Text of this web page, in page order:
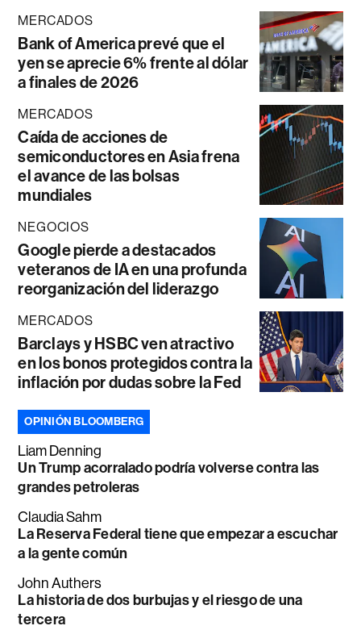
MERCADOS
Bank of America prevé que el
yen se aprecie 6% frente al dólar
a finales de 2026
MERCADOS
Caída de acciones de
semiconductores en Asia frena
el avance de las bolsas
mundiales
NEGOCIOS
Google pierde a destacados
veteranos de IA en una profunda
reorganización del liderazgo
MERCADOS
Barclays y HSBC ven atractivo
en los bonos protegidos contra la
inflación por dudas sobre la Fed
OPINIÓN BLOOMBERG
Liam Denning
Un Trump acorralado podría volverse contra las
grandes petroleras
Claudia Sahm
La Reserva Federal tiene que empezar a escuchar
a la gente común
John Authers
La historia de dos burbujas y el riesgo de una
tercera